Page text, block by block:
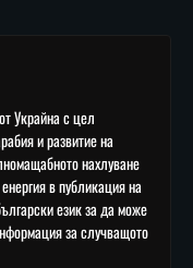
Украйна с цел
и развитие на
нахлуване
в публикация на
език за да може
за случващото